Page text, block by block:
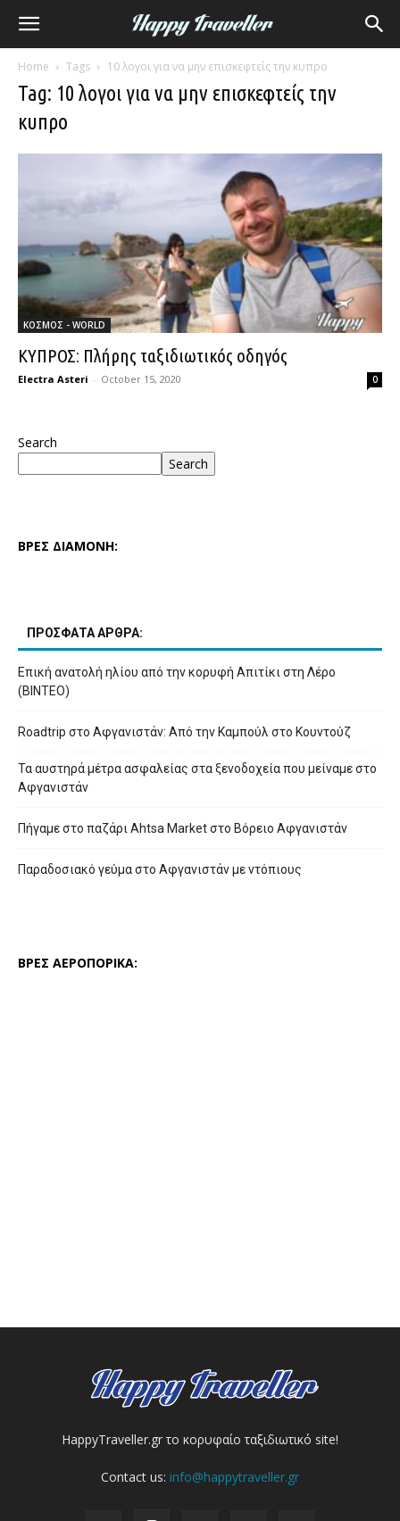
Home Tags 10 λογοι για να μην επισκεφτείς την κυπρο
Tag: 10 λογοι για να μην επισκεφτείς την
κυπρο
ΚΟΣΜΟΣ - WORLD
ΚΥΠΡΟΣ: Πλήρης ταξιδιωτικός οδηγός
Electra Asteri - October 15, 2020 0
Search
Search
ΒΡΕΣ ΔΙΑΜΟΝΗ:
ΠΡΟΣΦΑΤΑ ΑΡΘΡΑ:
Επική ανατολή ηλίου από την κορυφή Απιτίκι στη Λέρο
(ΒΙΝΤΕΟ)
Roadtrip στο Αφγανιστάν: Από την Καμπούλ στο Κουντούζ
Τα αυστηρά μέτρα ασφαλείας στα ξενοδοχεία που μείναμε στο
Αφγανιστάν
Πήγαμε στο παζάρι Ahtsa Market στο Βόρειο Αφγανιστάν
Παραδοσιακό γεύμα στο Αφγανιστάν με ντόπιους
ΒΡΕΣ ΑΕΡΟΠΟΡΙΚΑ:
HappyTraveller.gr το κορυφαίο ταξιδιωτικό site!
Contact us: info@happytraveller.gr